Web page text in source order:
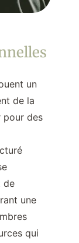
un
de la
pour des
de
une
qui